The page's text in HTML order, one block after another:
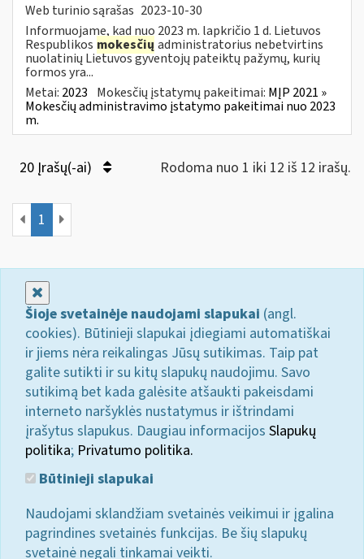
Web turinio sąrašas 2023-10-30
Informuojame, kad nuo 2023 m. lapkričio 1 d. Lietuvos
Respublikos mokesčių administratorius nebetvirtins
nuolatinių Lietuvos gyventojų pateiktų pažymų, kurių
formos yra...
Metai: 2023 Mokesčių įstatymų pakeitimai: MĮP 2021 »
Mokesčių administravimo įstatymo pakeitimai nuo 2023
m.
20 Įrašų(-ai) Rodoma nuo 1 iki 12 iš 12 irašų.
1
Šioje svetainėje naudojami slapukai (angl.
cookies). Būtinieji slapukai įdiegiami automatiškai
ir jiems nėra reikalingas Jūsų sutikimas. Taip pat
galite sutikti ir su kitų slapukų naudojimu. Savo
sutikimą bet kada galėsite atšaukti pakeisdami
interneto naršyklės nustatymus ir ištrindami
įrašytus slapukus. Daugiau informacijos Slapukų
politika; Privatumo politika.
Būtinieji slapukai
Naudojami sklandžiam svetainės veikimui ir įgalina
pagrindines svetainės funkcijas. Be šių slapukų
svetainė negali tinkamai veikti.